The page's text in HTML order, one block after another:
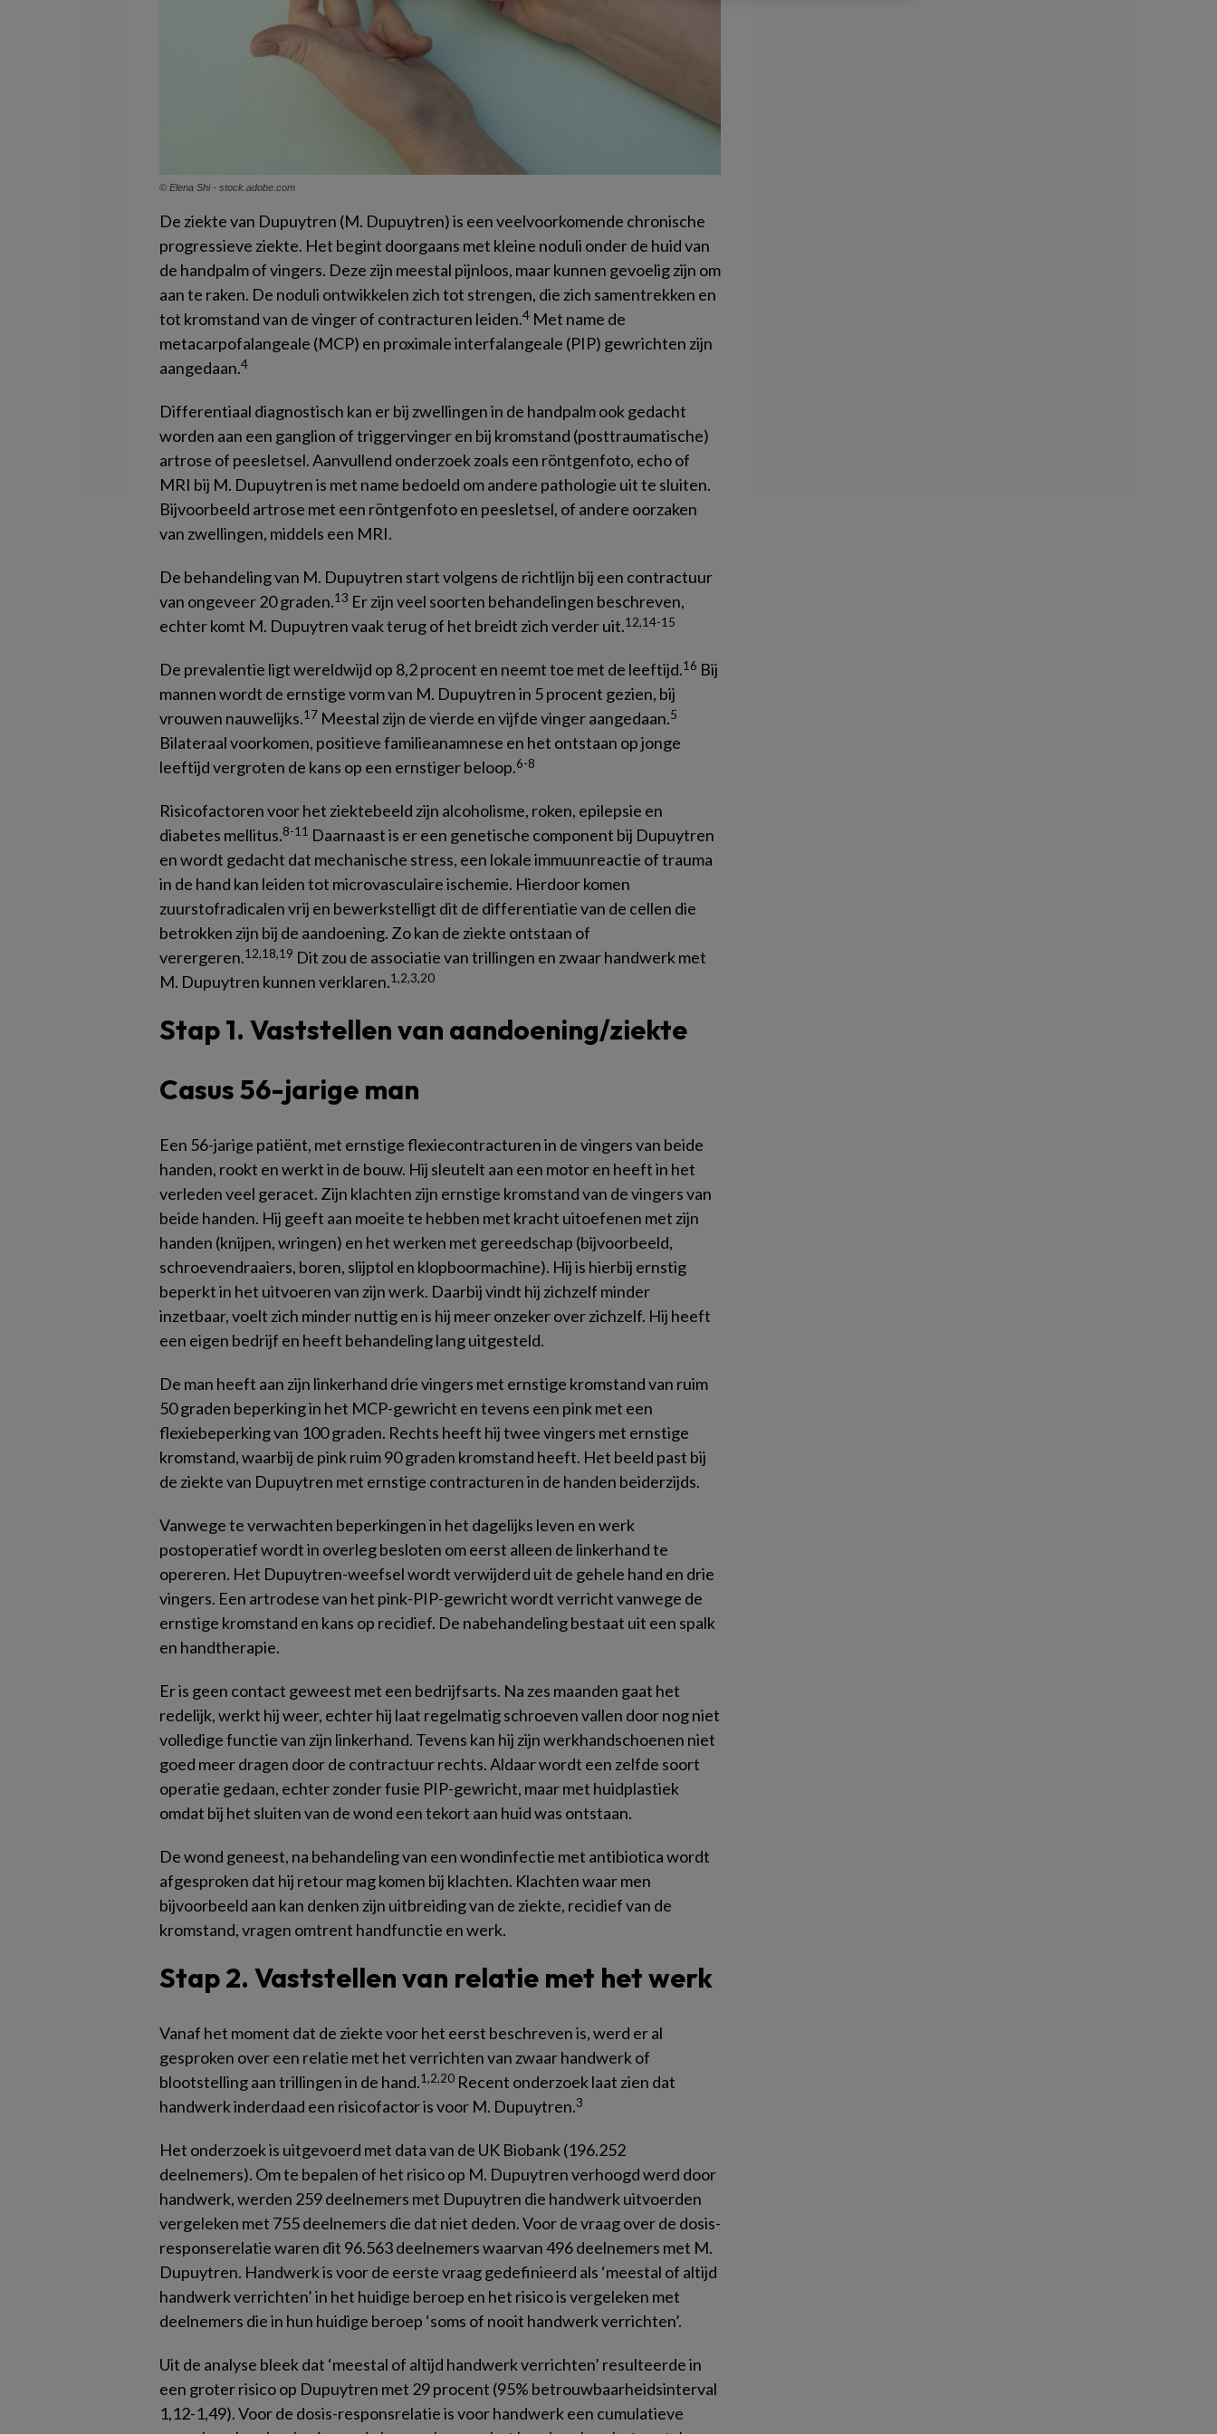
© Elena Shi - stock.adobe.com
De ziekte van Dupuytren (M. Dupuytren) is een veelvoorkomende chronische
progressieve ziekte. Het begint doorgaans met kleine noduli onder de huid van
de handpalm of vingers. Deze zijn meestal pijnloos, maar kunnen gevoelig zijn om
aan te raken. De noduli ontwikkelen zich tot strengen, die zich samentrekken en
tot kromstand van de vinger of contracturen leiden.4 Met name de
metacarpofalangeale (MCP) en proximale interfalangeale (PIP) gewrichten zijn
aangedaan.4
Differentiaal diagnostisch kan er bij zwellingen in de handpalm ook gedacht
worden aan een ganglion of triggervinger en bij kromstand (posttraumatische)
artrose of peesletsel. Aanvullend onderzoek zoals een röntgenfoto, echo of
MRI bij M. Dupuytren is met name bedoeld om andere pathologie uit te sluiten.
Bijvoorbeeld artrose met een röntgenfoto en peesletsel, of andere oorzaken
van zwellingen, middels een MRI.
De behandeling van M. Dupuytren start volgens de richtlijn bij een contractuur
van ongeveer 20 graden.13 Er zijn veel soorten behandelingen beschreven,
echter komt M. Dupuytren vaak terug of het breidt zich verder uit.12,14-15
De prevalentie ligt wereldwijd op 8,2 procent en neemt toe met de leeftijd.16 Bij
mannen wordt de ernstige vorm van M. Dupuytren in 5 procent gezien, bij
vrouwen nauwelijks.17 Meestal zijn de vierde en vijfde vinger aangedaan.5
Bilateraal voorkomen, positieve familieanamnese en het ontstaan op jonge
leeftijd vergroten de kans op een ernstiger beloop.6-8
Risicofactoren voor het ziektebeeld zijn alcoholisme, roken, epilepsie en
diabetes mellitus.8-11 Daarnaast is er een genetische component bij Dupuytren
en wordt gedacht dat mechanische stress, een lokale immuunreactie of trauma
in de hand kan leiden tot microvasculaire ischemie. Hierdoor komen
zuurstofradicalen vrij en bewerkstelligt dit de differentiatie van de cellen die
betrokken zijn bij de aandoening. Zo kan de ziekte ontstaan of
verergeren.12,18,19 Dit zou de associatie van trillingen en zwaar handwerk met
M. Dupuytren kunnen verklaren.1,2,3,20
Stap 1. Vaststellen van aandoening/ziekte
Casus 56-jarige man
Een 56-jarige patiënt, met ernstige flexiecontracturen in de vingers van beide
handen, rookt en werkt in de bouw. Hij sleutelt aan een motor en heeft in het
verleden veel geracet. Zijn klachten zijn ernstige kromstand van de vingers van
beide handen. Hij geeft aan moeite te hebben met kracht uitoefenen met zijn
handen (knijpen, wringen) en het werken met gereedschap (bijvoorbeeld,
schroevendraaiers, boren, slijptol en klopboormachine). Hij is hierbij ernstig
beperkt in het uitvoeren van zijn werk. Daarbij vindt hij zichzelf minder
inzetbaar, voelt zich minder nuttig en is hij meer onzeker over zichzelf. Hij heeft
een eigen bedrijf en heeft behandeling lang uitgesteld.
De man heeft aan zijn linkerhand drie vingers met ernstige kromstand van ruim
50 graden beperking in het MCP-gewricht en tevens een pink met een
flexiebeperking van 100 graden. Rechts heeft hij twee vingers met ernstige
kromstand, waarbij de pink ruim 90 graden kromstand heeft. Het beeld past bij
de ziekte van Dupuytren met ernstige contracturen in de handen beiderzijds.
Vanwege te verwachten beperkingen in het dagelijks leven en werk
postoperatief wordt in overleg besloten om eerst alleen de linkerhand te
opereren. Het Dupuytren-weefsel wordt verwijderd uit de gehele hand en drie
vingers. Een artrodese van het pink-PIP-gewricht wordt verricht vanwege de
ernstige kromstand en kans op recidief. De nabehandeling bestaat uit een spalk
en handtherapie.
Er is geen contact geweest met een bedrijfsarts. Na zes maanden gaat het
redelijk, werkt hij weer, echter hij laat regelmatig schroeven vallen door nog niet
volledige functie van zijn linkerhand. Tevens kan hij zijn werkhandschoenen niet
goed meer dragen door de contractuur rechts. Aldaar wordt een zelfde soort
operatie gedaan, echter zonder fusie PIP-gewricht, maar met huidplastiek
omdat bij het sluiten van de wond een tekort aan huid was ontstaan.
De wond geneest, na behandeling van een wondinfectie met antibiotica wordt
afgesproken dat hij retour mag komen bij klachten. Klachten waar men
bijvoorbeeld aan kan denken zijn uitbreiding van de ziekte, recidief van de
kromstand, vragen omtrent handfunctie en werk.
Stap 2. Vaststellen van relatie met het werk
Vanaf het moment dat de ziekte voor het eerst beschreven is, werd er al
gesproken over een relatie met het verrichten van zwaar handwerk of
blootstelling aan trillingen in de hand.1,2,20 Recent onderzoek laat zien dat
handwerk inderdaad een risicofactor is voor M. Dupuytren.3
Het onderzoek is uitgevoerd met data van de UK Biobank (196.252
deelnemers). Om te bepalen of het risico op M. Dupuytren verhoogd werd door
handwerk, werden 259 deelnemers met Dupuytren die handwerk uitvoerden
vergeleken met 755 deelnemers die dat niet deden. Voor de vraag over de dosis-
responserelatie waren dit 96.563 deelnemers waarvan 496 deelnemers met M.
Dupuytren. Handwerk is voor de eerste vraag gedefinieerd als ‘meestal of altijd
handwerk verrichten’ in het huidige beroep en het risico is vergeleken met
deelnemers die in hun huidige beroep ‘soms of nooit handwerk verrichten’.
Uit de analyse bleek dat ‘meestal of altijd handwerk verrichten’ resulteerde in
een groter risico op Dupuytren met 29 procent (95% betrouwbaarheidsinterval
1,12-1,49). Voor de dosis-responsrelatie is voor handwerk een cumulatieve